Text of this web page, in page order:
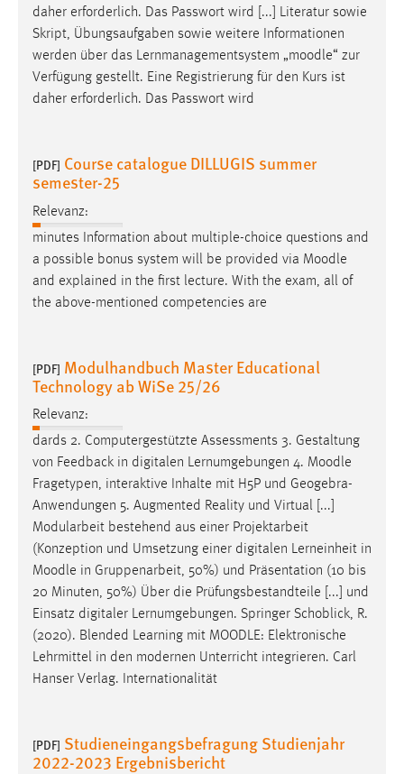
daher erforderlich. Das Passwort wird [...] Literatur sowie
Skript, Übungsaufgaben sowie weitere Informationen
werden über das Lernmanagementsystem „moodle“ zur
Verfügung gestellt. Eine Registrierung für den Kurs ist
daher erforderlich. Das Passwort wird
[PDF] Course catalogue DILLUGIS summer
semester-25
Relevanz:
minutes Information about multiple-choice questions and
a possible bonus system will be provided via Moodle
and explained in the first lecture. With the exam, all of
the above-mentioned competencies are
[PDF] Modulhandbuch Master Educational
Technology ab WiSe 25/26
Relevanz:
dards 2. Computergestützte Assessments 3. Gestaltung
von Feedback in digitalen Lernumgebungen 4. Moodle
Fragetypen, interaktive Inhalte mit H5P und Geogebra-
Anwendungen 5. Augmented Reality und Virtual [...]
Modularbeit bestehend aus einer Projektarbeit
(Konzeption und Umsetzung einer digitalen Lerneinheit in
Moodle in Gruppenarbeit, 50%) und Präsentation (10 bis
20 Minuten, 50%) Über die Prüfungsbestandteile [...] und
Einsatz digitaler Lernumgebungen. Springer Schoblick, R.
(2020). Blended Learning mit MOODLE: Elektronische
Lehrmittel in den modernen Unterricht integrieren. Carl
Hanser Verlag. Internationalität
[PDF] Studieneingangsbefragung Studienjahr
2022-2023 Ergebnisbericht